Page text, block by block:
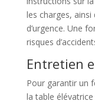
les charges,
d’urgence. Une
risques
Entretien
Pour garantir un
la table